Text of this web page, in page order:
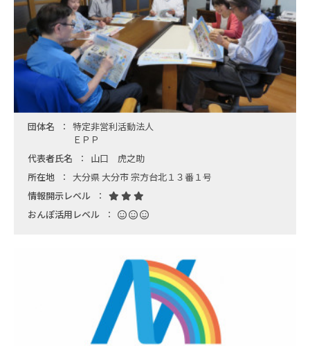
団体名
特定非営利活動法人
ＥＰＰ
代表者氏名
山口 虎之助
所在地
大分県 大分市 宗方台北１３番１号
情報開示レベル
おんぽ活用レベル